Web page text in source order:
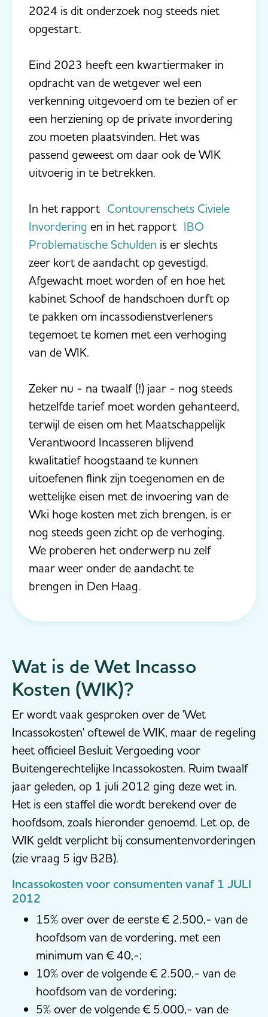
2024 is dit onderzoek nog steeds niet
opgestart.
Eind 2023 heeft een kwartiermaker in
opdracht van de wetgever wel een
verkenning uitgevoerd om te bezien of er
een herziening op de private invordering
zou moeten plaatsvinden. Het was
passend geweest om daar ook de WIK
uitvoerig in te betrekken.
In het rapport Contourenschets Civiele
Invordering en in het rapport IBO
Problematische Schulden is er slechts
zeer kort de aandacht op gevestigd.
Afgewacht moet worden of en hoe het
kabinet Schoof de handschoen durft op
te pakken om incassodienstverleners
tegemoet te komen met een verhoging
van de WIK.
Zeker nu - na twaalf (!) jaar - nog steeds
hetzelfde tarief moet worden gehanteerd,
terwijl de eisen om het Maatschappelijk
Verantwoord Incasseren blijvend
kwalitatief hoogstaand te kunnen
uitoefenen flink zijn toegenomen en de
wettelijke eisen met de invoering van de
Wki hoge kosten met zich brengen, is er
nog steeds geen zicht op de verhoging.
We proberen het onderwerp nu zelf
maar weer onder de aandacht te
brengen in Den Haag.
Wat is de Wet Incasso
Kosten (WIK)?
Er wordt vaak gesproken over de 'Wet
Incassokosten' oftewel de WIK, maar de regeling
heet officieel Besluit Vergoeding voor
Buitengerechtelijke Incassokosten. Ruim twaalf
jaar geleden, op 1 juli 2012 ging deze wet in.
Het is een staffel die wordt berekend over de
hoofdsom, zoals hieronder genoemd. Let op, de
WIK geldt verplicht bij consumentenvorderingen
(zie vraag 5 igv B2B).
Incassokosten voor consumenten vanaf 1 JULI
2012
15% over over de eerste € 2.500,- van de
hoofdsom van de vordering, met een
minimum van € 40,-;
10% over de volgende € 2.500,- van de
hoofdsom van de vordering;
5% over de volgende € 5.000,- van de